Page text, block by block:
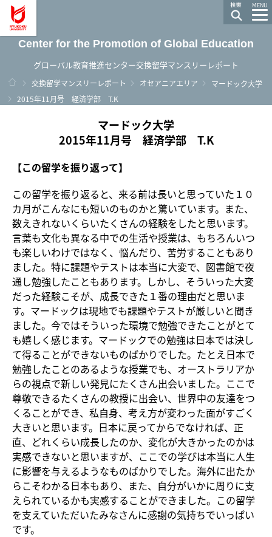
MENU
Center for the Promotion of Global Education
グローバル教育推進センター交換留学マンスリーレポート
ホーム
交換留学マンスリーレポート オセアニアエリア
マードック大学
2015年11月号 経済学部 T.K
マードック大学
2015年11月号 経済学部 T.K
【この留学を振り返って】
この留学を振り返ると、来る前は長いと思っていた１０
カ月がこんなにも短いのものかと驚いています。また、
数えきれないくらいたくさんの経験をしたと思います。
言葉も文化も異なる中での生活や授業は、もちろんいつ
も楽しいわけではなく、悩んだり、苦労することもあり
ました。特に課題やテストは本当に大変で、図書館で夜
通し勉強したこともあります。しかし、そういった大変
だった経験こそが、成長できた１番の理由だと思いま
す。マードックは現地でも課題やテストが厳しいと聞き
ました。今ではそういった環境で勉強できたことがとて
も嬉しく感じます。マードックでの勉強は日本では決し
て得ることができないものばかりでした。たとえ日本で
勉強したことのあるような授業でも、オーストラリアか
らの視点で新しい発見にたくさん出会いました。ここで
尊敬できるたくさんの教授に出会い、世界中の友達をつ
くることができ、私自身、考え方が変わった面がすごく
大きいと思います。日本に戻ってからでなければ、正
直、どれくらい成長したのか、変化が大きかったのかは
実感できないと思いますが、ここでの学びは本当に人生
に影響を与えるようなものばかりでした。海外に出たか
らこそわかる日本もあり、また、自分がいかに周りに支
えられているかも実感することができました。この留学
を支えていただいたみなさんに感謝の気持ちでいっぱい
です。